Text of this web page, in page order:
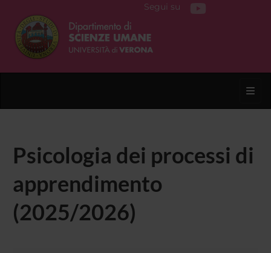
Segui su
Psicologia dei processi di
apprendimento
(2025/2026)